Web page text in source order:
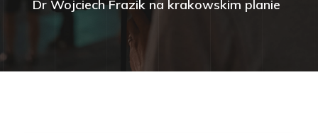
Dr Wojciech Frazik na krakowskim planie